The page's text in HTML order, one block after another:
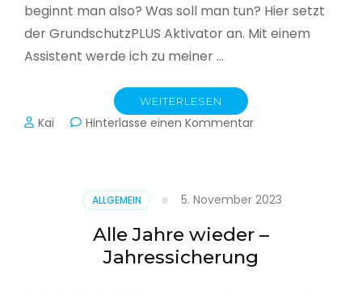
beginnt man also? Was soll man tun? Hier setzt
der GrundschutzPLUS Aktivator an. Mit einem
Assistent werde ich zu meiner …
WEITERLESEN
Kai Hinterlasse einen Kommentarzu
ALLGEMEIN 5. November 2023
Alle Jahre wieder –
Jahressicherung